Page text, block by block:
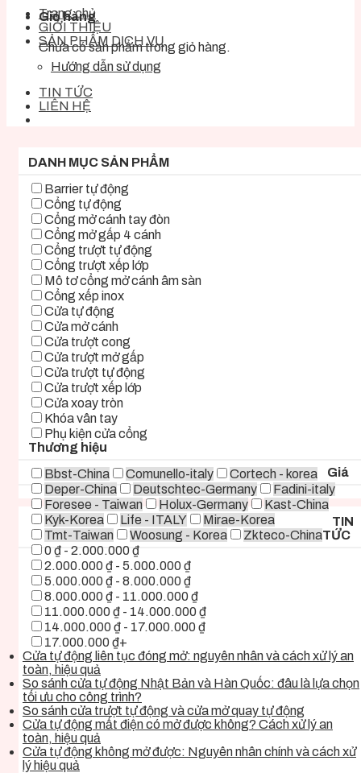
Giỏ hàng
Chưa có sản phẩm trong giỏ hàng.
Trang chủ
GIỚI THIỆU
SẢN PHẨM DỊCH VỤ
Hướng dẫn sử dụng
TIN TỨC
LIÊN HỆ
DANH MỤC SẢN PHẨM
Barrier tự động
Cổng tự động
Cổng mở cánh tay đòn
Cổng mở gấp 4 cánh
Cổng trượt tự động
Cổng trượt xếp lớp
Mô tơ cổng mở cánh âm sàn
Cổng xếp inox
Cửa tự động
Cửa mở cánh
Cửa trượt cong
Cửa trượt mở gấp
Cửa trượt tự động
Cửa trượt xếp lớp
Cửa xoay tròn
Khóa vân tay
Phụ kiện cửa cổng
Thương hiệu
Bbst-China
Comunello-italy
Cortech - korea
Deper-China
Deutschtec-Germany
Fadini-italy
Foresee - Taiwan
Holux-Germany
Kast-China
Kyk-Korea
Life - ITALY
Mirae-Korea
Tmt-Taiwan
Woosung - Korea Zkteco-China
Giá
0 ₫ - 2.000.000 ₫
2.000.000 ₫ - 5.000.000 ₫
5.000.000 ₫ - 8.000.000 ₫
8.000.000 ₫ - 11.000.000 ₫
11.000.000 ₫ - 14.000.000 ₫
14.000.000 ₫ - 17.000.000 ₫
17.000.000 ₫+
TIN
TỨC
Cửa tự động liên tục đóng mở: nguyên nhân và cách xử lý an
toàn, hiệu quả
So sánh cửa tự động Nhật Bản và Hàn Quốc: đâu là lựa chọn
tối ưu cho công trình?
So sánh cửa trượt tự động và cửa mở quay tự động
Cửa tự động mất điện có mở được không? Cách xử lý an
toàn, hiệu quả
Cửa tự động không mở được: Nguyên nhân chính và cách xử
lý hiệu quả